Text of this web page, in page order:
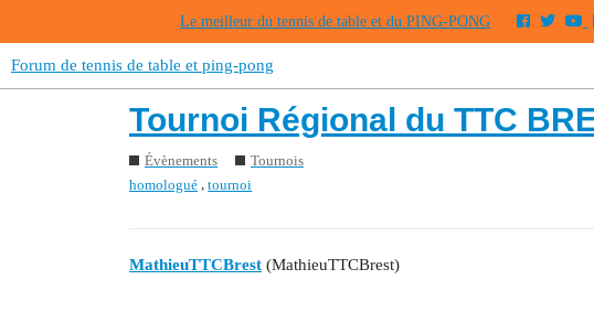
Le meilleur du tennis de table et du PING-PONG
Forum de tennis de table et ping-pong
Tournoi Régional du TTC
Évènements
Tournois
homologué ,tournoi
MathieuTTCBrest (MathieuTTCBrest)